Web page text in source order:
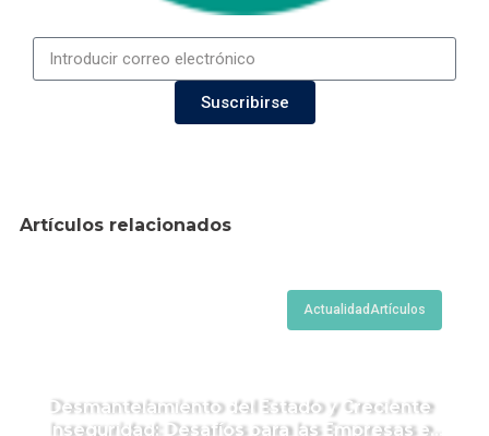
Suscribirse
Artículos relacionados
ActualidadArtículos
Desmantelamiento del Estado y Creciente
Inseguridad: Desafíos para las Empresas en